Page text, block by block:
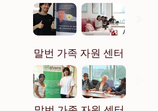
말번 가족 자원 센터